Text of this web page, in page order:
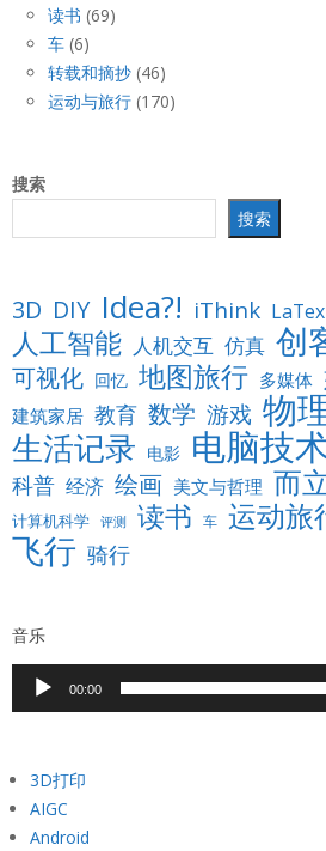
读书 (69)
车 (6)
转载和摘抄 (46)
运动与旅行 (170)
搜索
搜索
3D DIY Idea?! iThink LaTex
人工智能 人机交互 仿真 创
可视化 回忆 地图旅行 多媒体
建筑家居 教育 数学 游戏 物
生活记录 电影 电脑技
科普 经济 绘画 美文与哲理 而
计算机科学 评测 读书 车 运动旅
飞行 骑行
音乐
00:00
3D打印
AIGC
Android